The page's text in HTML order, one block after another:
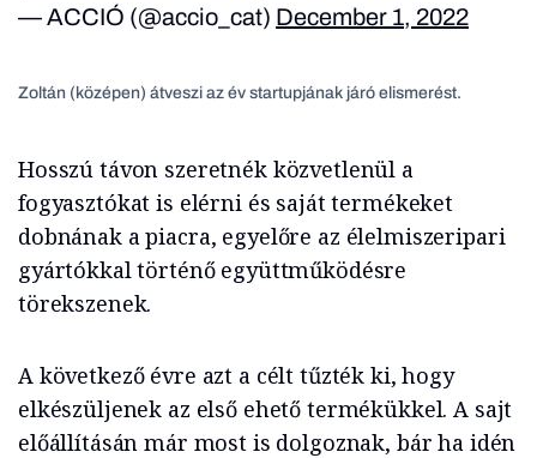
— ACCIÓ (@accio_cat) December 1, 2022
Zoltán (középen) átveszi az év startupjának járó elismerést.
Hosszú távon szeretnék közvetlenül a
fogyasztókat is elérni és saját termékeket
dobnának a piacra, egyelőre az élelmiszeripari
gyártókkal történő együttműködésre
törekszenek.
A következő évre azt a célt tűzték ki, hogy
elkészüljenek az első ehető termékükkel. A sajt
előállításán már most is dolgoznak, bár ha idén